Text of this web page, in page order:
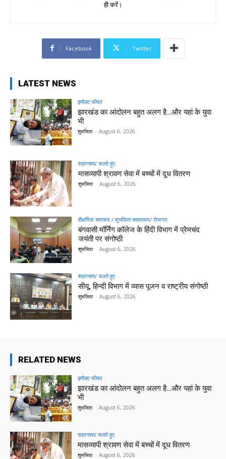
ही करें।
Facebook Twitter
LATEST NEWS
इम्पैक्ट फीचर
झारखंड का आंदोलन बहुत अलग है…और यहां के युवा
भी
शुभजिता - August 6, 2026
शहरनामा/ चलते हुए
मासव्यापी श्रावण सेवा में बच्चों में दूध वितरण
शुभजिता - August 6, 2026
शैक्षणिक समाचार / शुभजिता क्सासरूम/ रोजगार
बंगवासी मॉर्निंग कॉलेज के हिंदी विभाग में प्रेमचंद
जयंती पर संगोष्ठी
शुभजिता - August 6, 2026
शहरनामा/ चलते हुए
सीयू, हिन्दी विभाग में व्यास पूजन व राष्ट्रीय संगोष्ठी
शुभजिता - August 6, 2026
RELATED NEWS
इम्पैक्ट फीचर
झारखंड का आंदोलन बहुत अलग है…और यहां के युवा
भी
शुभजिता - August 6, 2026
शहरनामा/ चलते हुए
मासव्यापी श्रावण सेवा में बच्चों में दूध वितरण
शुभजिता - August 6, 2026